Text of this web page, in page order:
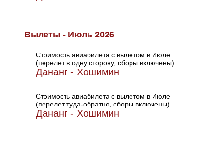
Вылеты - Июль 2026
Стоимость авиабилета с вылетом в Июле
(перелет в одну сторону, сборы включены)
Дананг - Хошимин
Стоимость авиабилета с вылетом в Июле
(перелет туда-обратно, сборы включены)
Дананг - Хошимин